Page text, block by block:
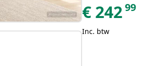
€ 24299
Inc. btw